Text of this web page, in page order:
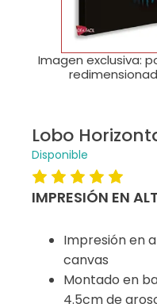
Imagen exclusiva:
Lobo
Disponible
IMPRESIÓN EN
Impresión en
canvas
Montado en
4.5cm de